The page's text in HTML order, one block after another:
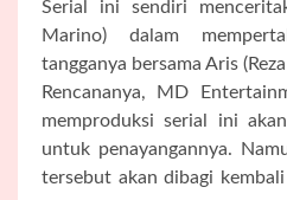
Serial ini sendiri
Marino) dalam
tangganya bersama Aris
Rencananya, MD
memproduksi serial ini
untuk penayangannya.
tersebut akan dibagi